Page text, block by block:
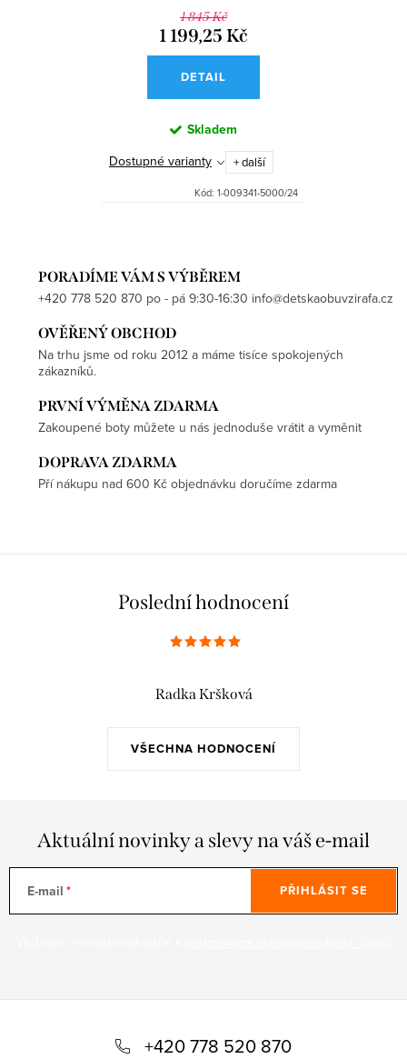
1 845 Kč
1 199,25 Kč
DETAIL
Skladem
Dostupné varianty
+ další
Kód: 1-009341-5000/24
PORADÍME VÁM S VÝBĚREM
+420 778 520 870 po - pá 9:30-16:30 info@detskaobuvzirafa.cz
OVĚŘENÝ OBCHOD
Na trhu jsme od roku 2012 a máme tisíce spokojených
zákazníků.
PRVNÍ VÝMĚNA ZDARMA
Zakoupené boty můžete u nás jednoduše vrátit a vyměnit
DOPRAVA ZDARMA
Pří nákupu nad 600 Kč objednávku doručíme zdarma
Poslední hodnocení
VŠECHNA HODNOCENÍ
Radka Kršková
Aktuální novinky a slevy na váš e-mail
E-mail PŘIHLÁSIT SE
+420 778 520 870